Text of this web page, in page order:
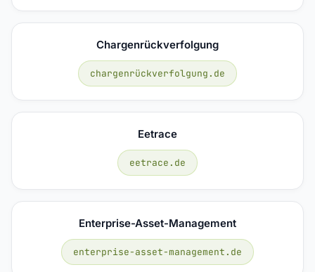
Chargenrückverfolgung
chargenrückverfolgung.de
Eetrace
eetrace.de
Enterprise-Asset-Management
enterprise-asset-management.de